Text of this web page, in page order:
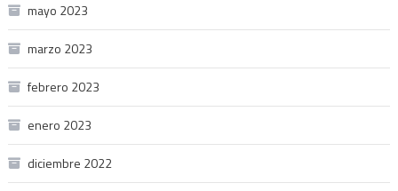
mayo 2023
marzo 2023
febrero 2023
enero 2023
diciembre 2022